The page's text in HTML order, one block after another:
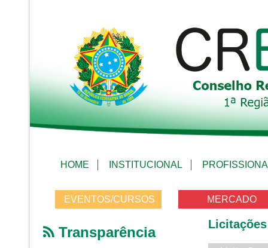
HOME INSTITUCIONAL
EVENTOS/CURSOS MERCADO
Transparência Licitações